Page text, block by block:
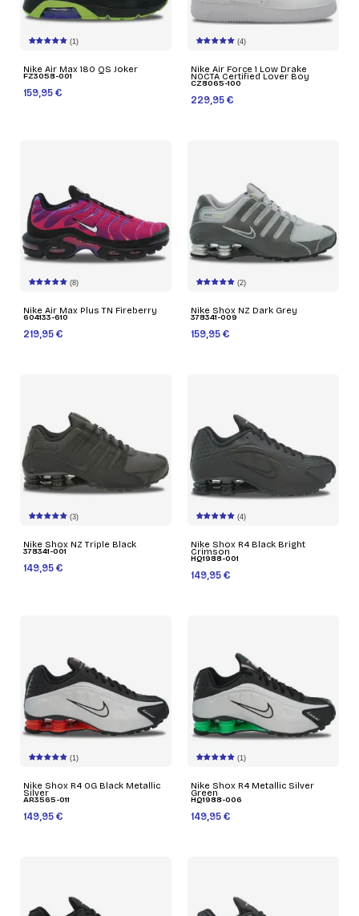
(1)
Nike Air Max 180 QS Joker
FZ3058-001
159,95 €
(4)
Nike Air Force 1 Low Drake
NOCTA Certified Lover Boy
CZ8065-100
229,95 €
(8)
Nike Air Max Plus TN Fireberry
604133-610
219,95 €
(2)
Nike Shox NZ Dark Grey
378341-009
159,95 €
(3)
Nike Shox NZ Triple Black
378341-001
149,95 €
(4)
Nike Shox R4 Black Bright
Crimson
HQ1988-001
149,95 €
(1)
Nike Shox R4 OG Black Metallic
Silver
AR3565-011
149,95 €
(1)
Nike Shox R4 Metallic Silver
Green
HQ1988-006
149,95 €